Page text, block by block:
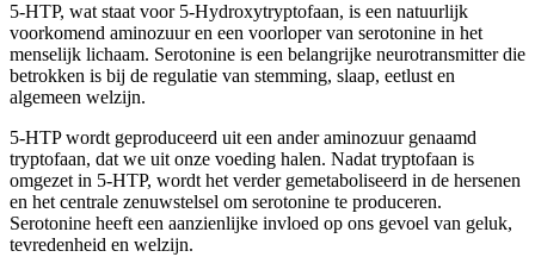
5-HTP, wat staat voor 5-Hydroxytryptofaan, is een natuurlijk
voorkomend aminozuur en een voorloper van serotonine in het
menselijk lichaam. Serotonine is een belangrijke neurotransmitter die
betrokken is bij de regulatie van stemming, slaap, eetlust en
algemeen welzijn.
5-HTP wordt geproduceerd uit een ander aminozuur genaamd
tryptofaan, dat we uit onze voeding halen. Nadat tryptofaan is
omgezet in 5-HTP, wordt het verder gemetaboliseerd in de hersenen
en het centrale zenuwstelsel om serotonine te produceren.
Serotonine heeft een aanzienlijke invloed op ons gevoel van geluk,
tevredenheid en welzijn.